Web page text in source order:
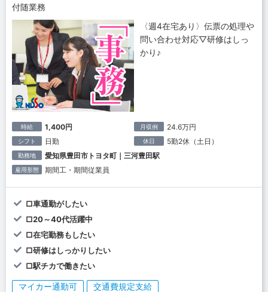
付随業務
〈週4在宅あり〉伝票の処理や
問い合わせ対応▽研修はしっ
かり♪
時給 1,400円 月収例 24.6万円
シフト 日勤 休日 5勤2休（土日）
勤務地 愛知県豊田市トヨタ町｜三河豊田駅
雇用形態 期間工・期間従業員
□車通勤がしたい
□20～40代活躍中
□在宅勤務もしたい
□研修はしっかりしたい
□駅チカで働きたい
マイカー通勤可
交通費規定支給